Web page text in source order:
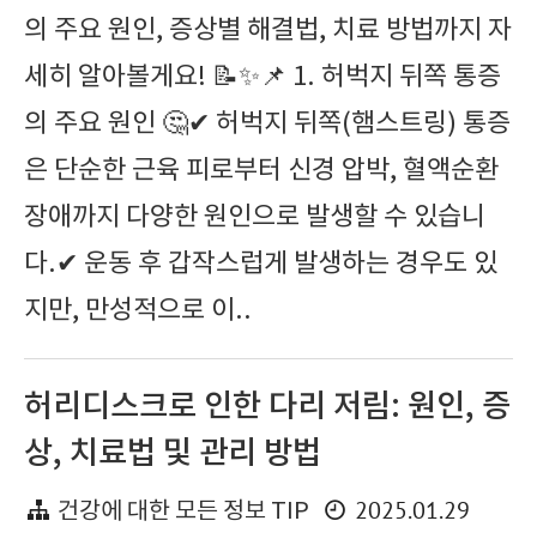
의 주요 원인, 증상별 해결법, 치료 방법까지 자
세히 알아볼게요! 📝✨📌 1. 허벅지 뒤쪽 통증
의 주요 원인 🤔✔ 허벅지 뒤쪽(햄스트링) 통증
은 단순한 근육 피로부터 신경 압박, 혈액순환
장애까지 다양한 원인으로 발생할 수 있습니
다.✔ 운동 후 갑작스럽게 발생하는 경우도 있
지만, 만성적으로 이..
허리디스크로 인한 다리 저림: 원인, 증
상, 치료법 및 관리 방법
건강에 대한 모든 정보 TIP
2025.01.29